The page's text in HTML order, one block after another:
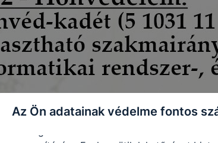
Az Ön adatainak védelme fontos
használatát.
Használatot elősegítő “maradandó sütik”
A “maradandó sütik” (persistent cookie) a
tárolódnak a számítógépen, notebookon
Ezen cookie-k segítségével a honlap
maradandó sütik önmagukban nem
kiszolgáló adatbázisában tárolt